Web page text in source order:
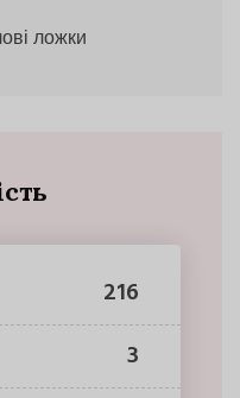
ложки
216
3